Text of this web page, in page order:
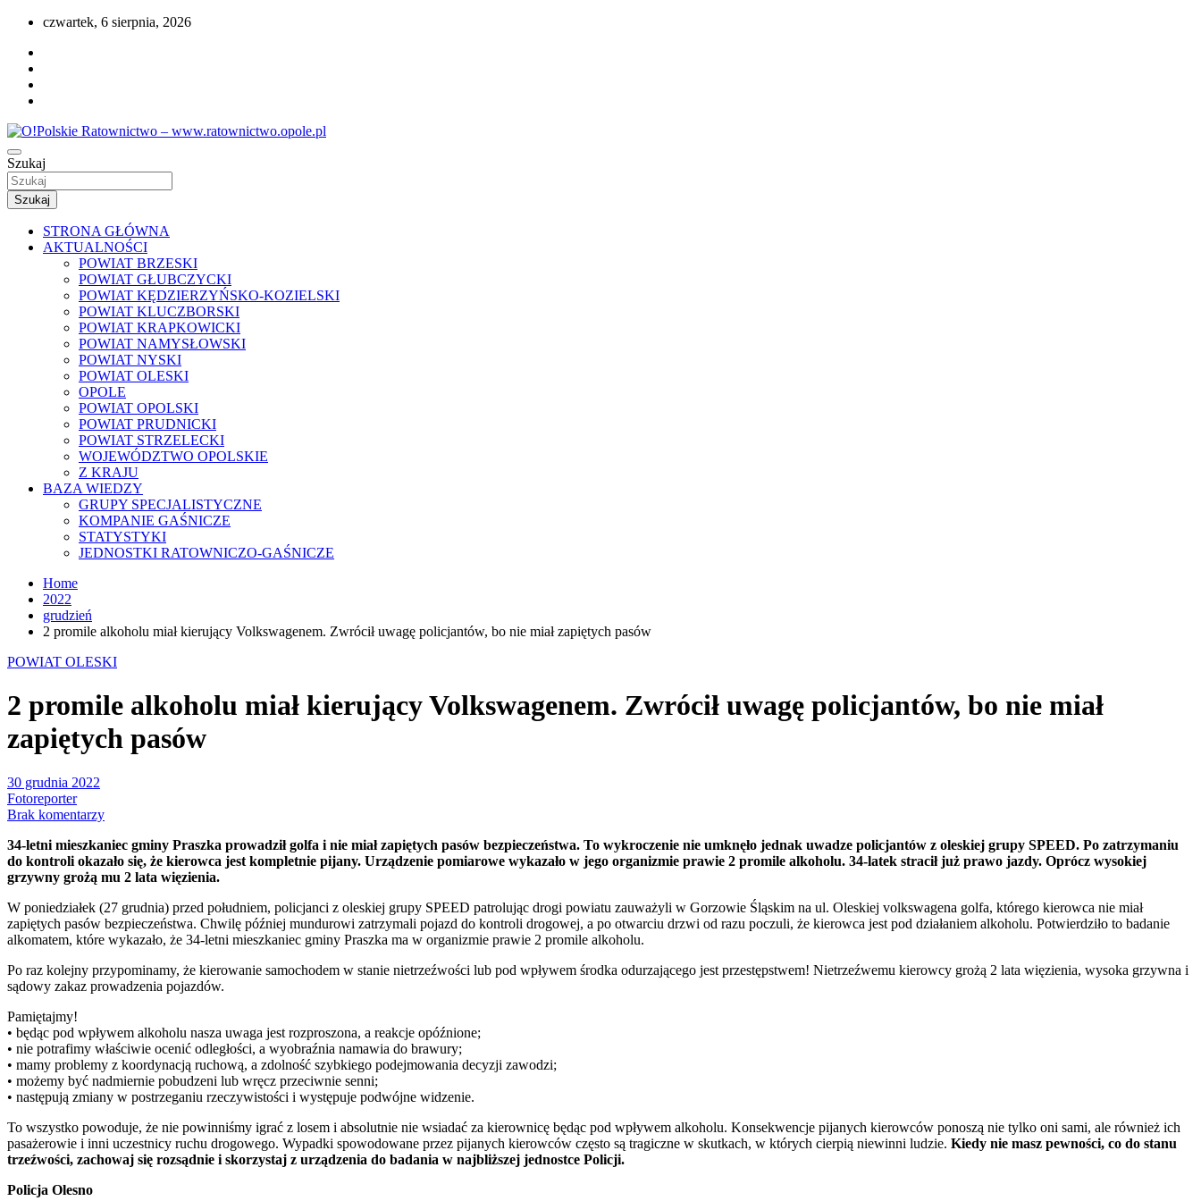
Przejdź
treści
czwartek, 6 sierpnia, 2026
O!Polskie Ratownictwo – www.ratownictwo.opole.pl
Portal opolskiego i polskiego ratownictwa.
Szukaj
Szukaj
STRONA GŁÓWNA
AKTUALNOŚCI
POWIAT BRZESKI
POWIAT GŁUBCZYCKI
POWIAT KĘDZIERZYŃSKO-KOZIELSKI
POWIAT KLUCZBORSKI
POWIAT KRAPKOWICKI
POWIAT NAMYSŁOWSKI
POWIAT NYSKI
POWIAT OLESKI
OPOLE
POWIAT OPOLSKI
POWIAT PRUDNICKI
POWIAT STRZELECKI
WOJEWÓDZTWO OPOLSKIE
Z KRAJU
BAZA WIEDZY
GRUPY SPECJALISTYCZNE
KOMPANIE GAŚNICZE
STATYSTYKI
JEDNOSTKI RATOWNICZO-GAŚNICZE
Home
2022
grudzień
2 promile alkoholu miał kierujący Volkswagenem. Zwrócił uwagę policjantów, bo nie miał zapiętych pasów
POWIAT OLESKI
2 promile alkoholu miał kierujący Volkswagenem. Zwrócił uwagę policjantów, bo nie miał
zapiętych pasów
30 grudnia 2022
Fotoreporter
Brak komentarzy
34-letni mieszkaniec gminy Praszka prowadził golfa i nie miał zapiętych pasów bezpieczeństwa. To wykroczenie nie umknęło jednak uwadze policjantów z oleskiej grupy SPEED. Po zatrzymaniu
do kontroli okazało się, że kierowca jest kompletnie pijany. Urządzenie pomiarowe wykazało w jego organizmie prawie 2 promile alkoholu. 34-latek stracił już prawo jazdy. Oprócz wysokiej
grzywny grożą mu 2 lata więzienia.
W poniedziałek (27 grudnia) przed południem, policjanci z oleskiej grupy SPEED patrolując drogi powiatu zauważyli w Gorzowie Śląskim na ul. Oleskiej volkswagena golfa, którego kierowca nie miał
zapiętych pasów bezpieczeństwa. Chwilę później mundurowi zatrzymali pojazd do kontroli drogowej, a po otwarciu drzwi od razu poczuli, że kierowca jest pod działaniem alkoholu. Potwierdziło to badanie
alkomatem, które wykazało, że 34-letni mieszkaniec gminy Praszka ma w organizmie prawie 2 promile alkoholu.
Po raz kolejny przypominamy, że kierowanie samochodem w stanie nietrzeźwości lub pod wpływem środka odurzającego jest przestępstwem! Nietrzeźwemu kierowcy grożą 2 lata więzienia, wysoka grzywna i
sądowy zakaz prowadzenia pojazdów.
Pamiętajmy!
• będąc pod wpływem alkoholu nasza uwaga jest rozproszona, a reakcje opóźnione;
• nie potrafimy właściwie ocenić odległości, a wyobraźnia namawia do brawury;
• mamy problemy z koordynacją ruchową, a zdolność szybkiego podejmowania decyzji zawodzi;
• możemy być nadmiernie pobudzeni lub wręcz przeciwnie senni;
• następują zmiany w postrzeganiu rzeczywistości i występuje podwójne widzenie.
To wszystko powoduje, że nie powinniśmy igrać z losem i absolutnie nie wsiadać za kierownicę będąc pod wpływem alkoholu. Konsekwencje pijanych kierowców ponoszą nie tylko oni sami, ale również ich
pasażerowie i inni uczestnicy ruchu drogowego. Wypadki spowodowane przez pijanych kierowców często są tragiczne w skutkach, w których cierpią niewinni ludzie. Kiedy nie masz pewności, co do stanu
trzeźwości, zachowaj się rozsądnie i skorzystaj z urządzenia do badania w najbliższej jednostce Policji.
Policja Olesno